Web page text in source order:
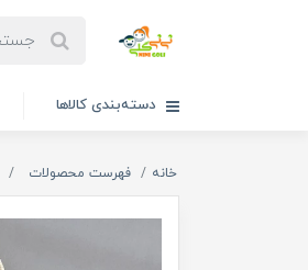
دسته‌بندی کالاها
خانه فهرست محصولات